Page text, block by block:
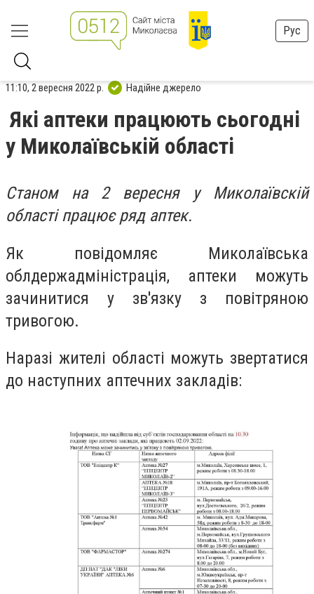
Рус
11:10, 2 вересня 2022 р. Надійне джерело
Які аптеки працюють сьогодні
у Миколаївській області
Станом на 2 вересня у Миколаївскій
області працює ряд аптек.
Як повідомляє Миколаївська
облдержадміністрація, аптеки можуть
зачинитися у зв'язку з повітряною
тривогою.
Наразі жителі області можуть звертатися
до наступних аптечних закладів: